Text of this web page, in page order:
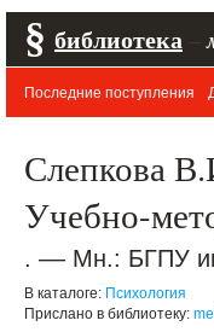
§ библиотека
Последние поступления
Слепкова
Учебно-
. –– Мн.: БГПУ
В каталоге: Психология
Прислано в библиотеку: